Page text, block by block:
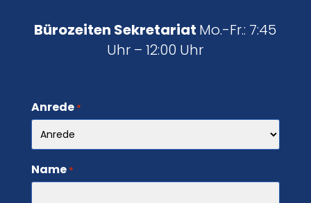
Bürozeiten Sekretariat Mo.-Fr.: 7:45
Uhr – 12:00 Uhr
Anrede *
Name *